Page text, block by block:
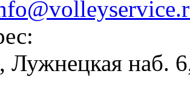
, Лужнецкая наб.